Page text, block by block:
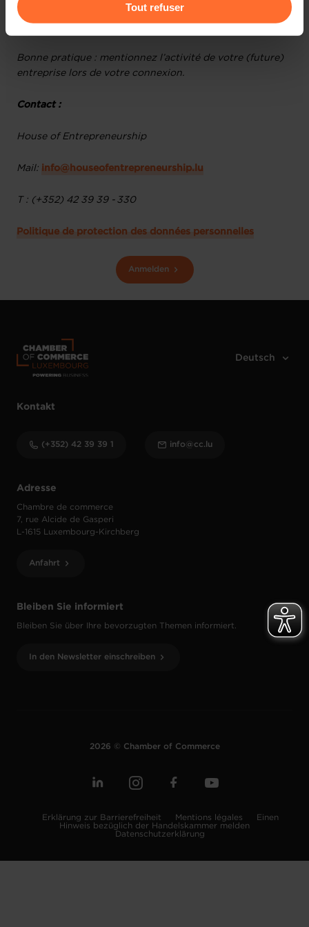
nous utilisons lescookies et sommes amenés à traiter
vos données personnelles, vous pouvez consulter notre
protection des données personnelles
Tout refuser
Animation : Loic Guelfi et Daniel Milano, Business
Consultants à la House of Entrepreneurship.
Bonne pratique : mentionnez l’activité de votre (future)
entreprise lors de votre connexion.
Contact :
House of Entrepreneurship
Mail: info@houseofentrepreneurship.lu
T : (+352) 42 39 39 - 330
Politique de protection des données personnelles
Anmelden
Bleiben Sie informiert
Bleiben Sie über Ihre bevorzugten Themen informiert.
In den Newsletter einschreiben
Adresse
Chambre de commerce
7, rue Alcide de Gasperi
L-1615 Luxembourg-Kirchberg
Anfahrt
Kontakt
(+352) 42 39 39 1 info@cc.lu
2026 © Chamber of Commerce
Erklärung zur Barrierefreiheit Mentions légales
Einen
Hinweis bezüglich der Handelskammer melden
Datenschutzerklärung